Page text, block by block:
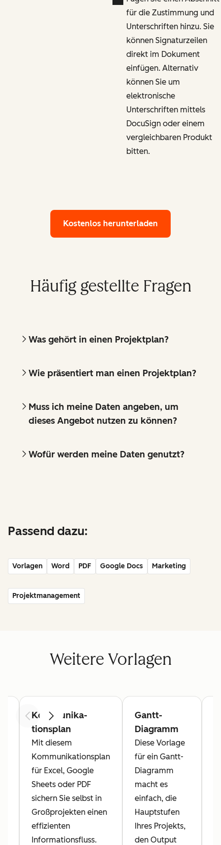
für die Zustimmung und
Unterschriften hinzu. Sie
können Signaturzeilen
direkt im Dokument
einfügen. Alternativ
können Sie um
elektronische
Unterschriften mittels
DocuSign oder einem
vergleichbaren Produkt
bitten.
Kostenlos herunterladen
Häufig gestellte Fragen
Was gehört in einen Projektplan?
Wie präsentiert man einen Projektplan?
Muss ich meine Daten angeben, um
dieses Angebot nutzen zu können?
Wofür werden meine Daten genutzt?
Passend dazu:
Vorlagen Word PDF Google Docs Marketing
Projektmanagement
Weitere Vorlagen
ZurückWeiter
Kommunika­
tionsplan
Mit diesem
Kommunikationsplan
für Excel, Google
Sheets oder PDF
sichern Sie selbst in
Großprojekten einen
effizienten
Informationsfluss.
Gantt-
Diagramm
Diese Vorlage
für ein Gantt-
Diagramm
macht es
einfach, die
Hauptstufen
Ihres Projekts,
den Output